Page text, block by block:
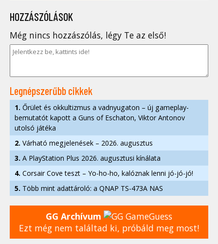
HOZZÁSZÓLÁSOK
Még nincs hozzászólás, légy Te az első!
Legnépszerűbb cikkek
1. Őrület és okkultizmus a vadnyugaton – új gameplay-
bemutatót kapott a Guns of Eschaton, Viktor Antonov
utolsó játéka
2. Várható megjelenések – 2026. augusztus
3. A PlayStation Plus 2026. augusztusi kínálata
4. Corsair Cove teszt – Yo-ho-ho, kalóznak lenni jó-jó-jó!
5. Több mint adattároló: a QNAP TS-473A NAS
GG Archívum
Ezt még nem találtad ki, próbáld meg most!